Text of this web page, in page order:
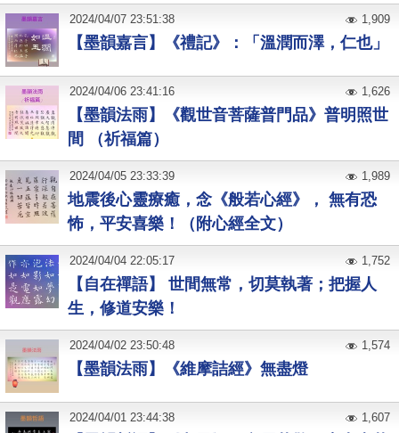
【墨韻嘉言】《禮記》：「溫潤而澤，仁也」
2024/04/07 23:51:38 1,909
【墨韻法雨】《觀世音菩薩普門品》普明照世
間 （祈福篇）
2024/04/06 23:41:16 1,626
地震後心靈療癒，念《般若心經》， 無有恐
怖，平安喜樂！（附心經全文）
2024/04/05 23:33:39 1,989
【自在禪語】 世間無常，切莫執著；把握人
生，修道安樂！
2024/04/04 22:05:17 1,752
【墨韻法雨】《維摩詰經》無盡燈
2024/04/02 23:50:48 1,574
2024/04/01 23:44:38 1,607